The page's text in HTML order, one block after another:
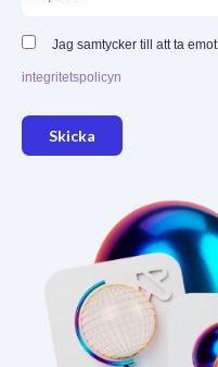
Jag samtycker till att ta
integritetspolicyn
Skicka